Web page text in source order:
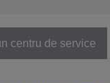
centru de service